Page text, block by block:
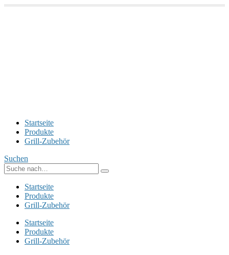
Startseite
Produkte
Grill-Zubehör
Suchen
Startseite
Produkte
Grill-Zubehör
Startseite
Produkte
Grill-Zubehör